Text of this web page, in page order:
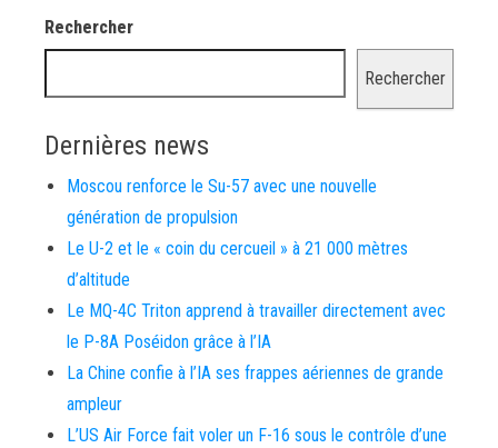
Rechercher
Rechercher
Dernières news
Moscou renforce le Su-57 avec une nouvelle
génération de propulsion
Le U-2 et le « coin du cercueil » à 21 000 mètres
d’altitude
Le MQ-4C Triton apprend à travailler directement avec
le P-8A Poséidon grâce à l’IA
La Chine confie à l’IA ses frappes aériennes de grande
ampleur
L’US Air Force fait voler un F-16 sous le contrôle d’une